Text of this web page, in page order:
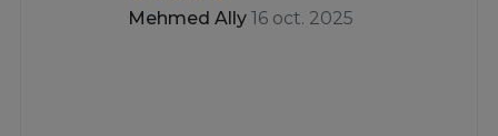
Mehmed Ally 16 oct. 2025